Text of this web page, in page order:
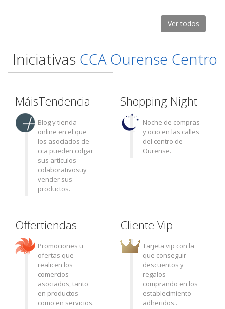
Ver todos
Iniciativas CCA Ourense Centro
MáisTendencia
Blog y tienda
online en el que
los asociados de
cca pueden colgar
sus artículos
colaborativosuy
vender sus
productos.
Shopping Night
Noche de compras
y ocio en las calles
del centro de
Ourense.
Offertiendas
Promociones u
ofertas que
realicen los
comercios
asociados, tanto
en productos
como en servicios.
Cliente Vip
Tarjeta vip con la
que conseguir
descuentos y
regalos
comprando en los
establecimiento
adheridos..